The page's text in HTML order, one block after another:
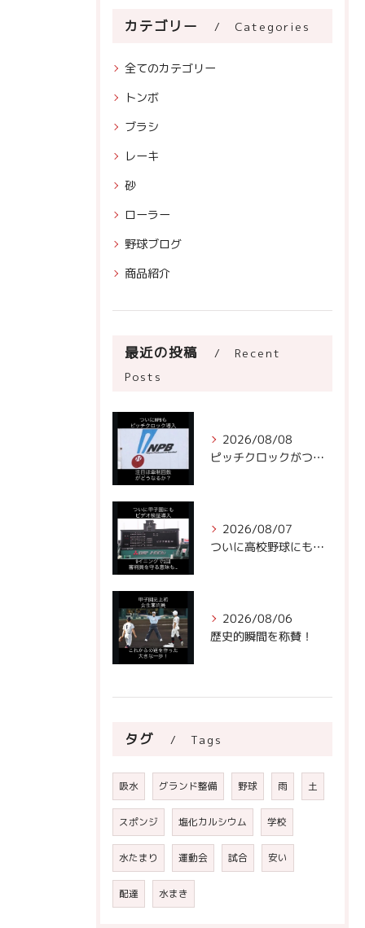
カテゴリー Categories
全てのカテゴリー
トンボ
ブラシ
レーキ
砂
ローラー
野球ブログ
商品紹介
最近の投稿
Recent
Posts
2026/08/08
ピッチクロックがついにNPBに!
2026/08/07
ついに高校野球にもビデオ判定が！
2026/08/06
歴史的瞬間を称賛！
タグ Tags
吸水 グランド整備 野球 雨 土
スポンジ 塩化カルシウム 学校
水たまり 運動会 試合 安い
配達 水まき